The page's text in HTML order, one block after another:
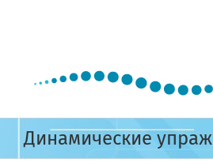
Динамические